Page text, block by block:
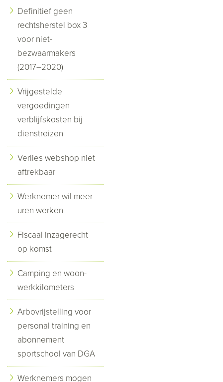
Definitief geen
rechtsherstel box 3
voor niet-
bezwaarmakers
(2017–2020)
Vrijgestelde
vergoedingen
verblijfskosten bij
dienstreizen
Verlies webshop niet
aftrekbaar
Werknemer wil meer
uren werken
Fiscaal inzagerecht
op komst
Camping en woon-
werkkilometers
Arbovrijstelling voor
personal training en
abonnement
sportschool van DGA
Werknemers mogen